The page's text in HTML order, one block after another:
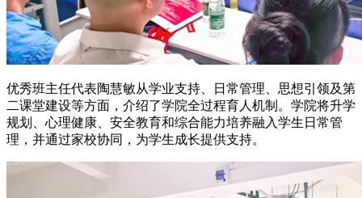
优秀班主任代表陶慧敏从学业支持、日常管理、思想引领及第
二课堂建设等方面，介绍了学院全过程育人机制。学院将升学
规划、心理健康、安全教育和综合能力培养融入学生日常管
理，并通过家校协同，为学生成长提供支持。